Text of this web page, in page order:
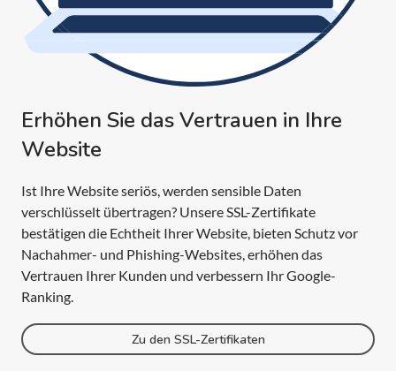
Erhöhen Sie das Vertrauen in Ihre
Website
Ist Ihre Website seriös, werden sensible Daten
verschlüsselt übertragen? Unsere SSL-Zertifikate
bestätigen die Echtheit Ihrer Website, bieten Schutz vor
Nachahmer- und Phishing-Websites, erhöhen das
Vertrauen Ihrer Kunden und verbessern Ihr Google-
Ranking.
Zu den SSL-Zertifikaten